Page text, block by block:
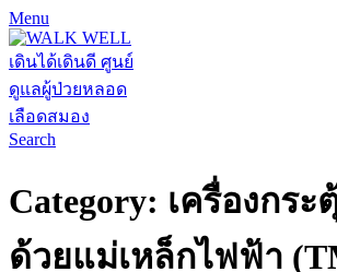
Menu
Search
Category: เครื่องกร
ด้วยแม่เหล็กไฟฟ้า